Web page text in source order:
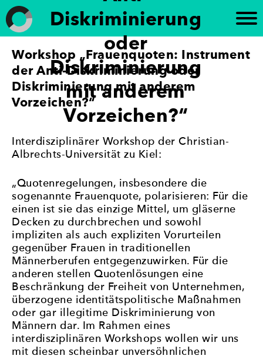
Weiter
zum
Inhalt
Frauen in die Kommunalpolitik
„Brandenburg paritätisch“ setzt sich für die
Förderung der politischen Gleichberechtigung von
Frauen in Brandenburg ein. Die Initiative
unterstützt die Beteiligung von Frauen an
politischen Prozessen und setzt sich für eine
paritätische Vertretung in politischen Gremien ein
stärkere Frauenbeteiligung in der Politik zu
erreichen.
Diskriminierung
oder
Diskriminierung
mit anderem
Vorzeichen?“
Workshop „Frauenquoten: Instrument
der Anti-Diskriminierung oder
Diskriminierung mit anderem
Vorzeichen?“
Interdisziplinärer Workshop der Christian-
Albrechts-Universität zu Kiel:
„Quotenregelungen, insbesondere die
sogenannte Frauenquote, polarisieren: Für die
einen ist sie das einzige Mittel, um gläserne
Decken zu durchbrechen und sowohl
impliziten als auch expliziten Vorurteilen
gegenüber Frauen in traditionellen
Männerberufen entgegenzuwirken. Für die
anderen stellen Quotenlösungen eine
Beschränkung der Freiheit von Unternehmen,
überzogene identitätspolitische Maßnahmen
oder gar illegitime Diskriminierung von
Männern dar. Im Rahmen eines
interdisziplinären Workshops wollen wir uns
mit diesen scheinbar unversöhnlichen